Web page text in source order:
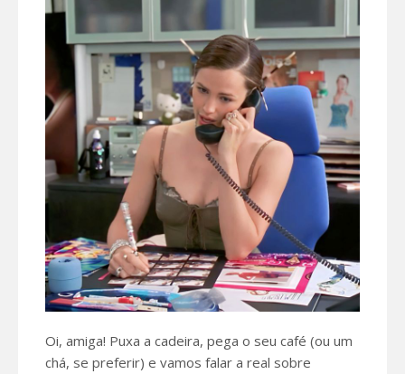
Oi, amiga! Puxa a cadeira, pega o seu café (ou um
chá, se preferir) e vamos falar a real sobre